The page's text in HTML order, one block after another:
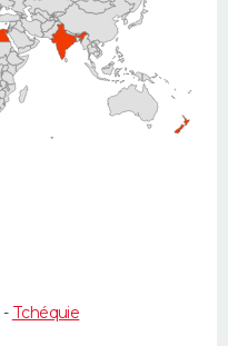
- Tchéquie